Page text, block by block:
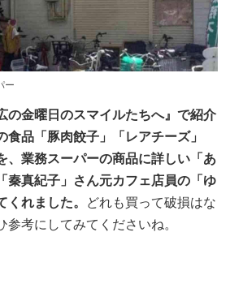
ー
の金曜日のスマイルたちへ』で紹介
食品「豚肉餃子」「レアチーズ」
、業務スーパーの商品に詳しい「あ
秦真紀子」さん元カフェ店員の「ゆ
れました。
どれも買って破損はな
考にしてみてくださいね。